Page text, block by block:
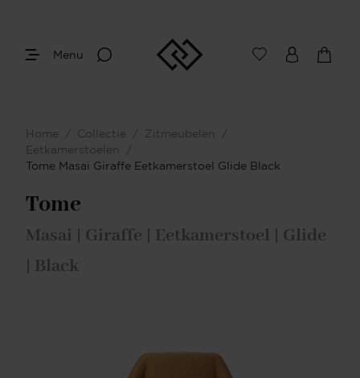
Menu
Home / Collectie / Zitmeubelen
/
Eetkamerstoelen
/
Tome Masai Giraffe Eetkamerstoel Glide Black
Tome
Masai | Giraffe | Eetkamerstoel | Glide
| Black